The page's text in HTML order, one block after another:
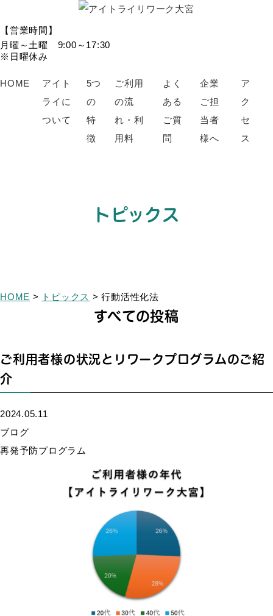
【営業時間】
月曜～土曜 9:00～17:30
※日曜休み
HOME
アイト
ライに
ついて
5つ
の
特
徴
ご利用
の流
れ・利
用料
よく
ある
ご質
問
企業
ご担
当者
様へ
ア
ク
セ
ス
トピックス
HOME > トピックス >行動活性化法
すべての投稿
ご利用者様の状況とリワークプログラムのご紹
介
2024.05.11
ブログ
再発予防プログラム